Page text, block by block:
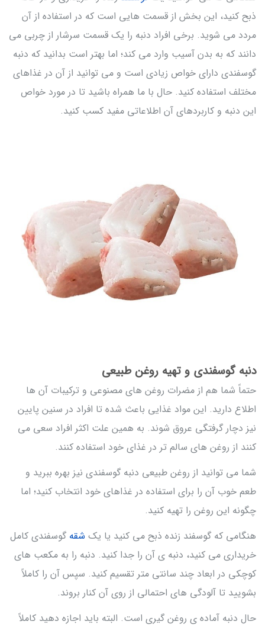
ذبح کنید، این بخش از قسمت هایی است که در استفاده از آن
مردد می شوید. برخی افراد دنبه را یک قسمت سرشار از چربی می
دانند که به بدن آسیب وارد می کند؛ اما بهتر است بدانید که دنبه
گوسفندی دارای خواص زیادی است و می توانید از آن در غذاهای
مختلف استفاده کنید. حال با ما همراه باشید تا در مورد خواص
این دنبه و کاربردهای آن اطلاعاتی مفید کسب کنید.
دنبه گوسفندی و تهیه روغن طبیعی
حتماً شما هم از مضرات روغن های مصنوعی و ترکیبات آن ها
اطلاع دارید. این مواد غذایی باعث شده تا افراد در سنین پایین
نیز دچار گرفتگی عروق شوند. به همین علت اکثر افراد سعی می
کنند از روغن های سالم تر در غذای خود استفاده کنند.
شما می توانید از روغن طبیعی دنبه گوسفندی نیز بهره ببرید و
طعم خوب آن را برای استفاده در غذاهای خود انتخاب کنید؛ اما
چگونه این روغن را تهیه کنید.
هنگامی که گوسفند زنده ذبح می کنید یا یک شقه گوسفندی کامل
خریداری می کنید، دنبه ی آن را جدا کنید. دنبه را به مکعب های
کوچکی در ابعاد چند سانتی متر تقسیم کنید. سپس آن را کاملاً
بشویید تا آلودگی های احتمالی از روی آن کنار بروند.
حال دنبه آماده ی روغن گیری است. البته باید اجازه دهید کاملاً